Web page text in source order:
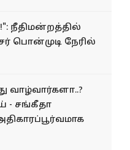
நீதிமன்றத்தில்
பொன்முடி நேரில்
- சங்கீதா